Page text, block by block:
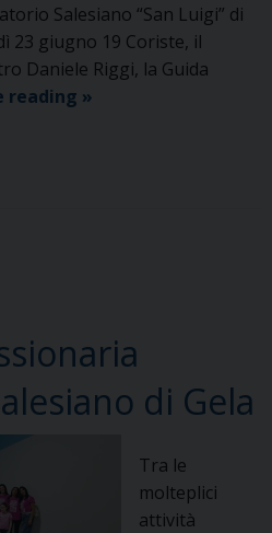
Salesiano “San Luigi” di
23 giugno 19 Coriste, il
Daniele Riggi, la Guida
reading Resonantiæ
Maria
Ausiliatrice
di
»
di Gela
Tra le
molteplici
attività